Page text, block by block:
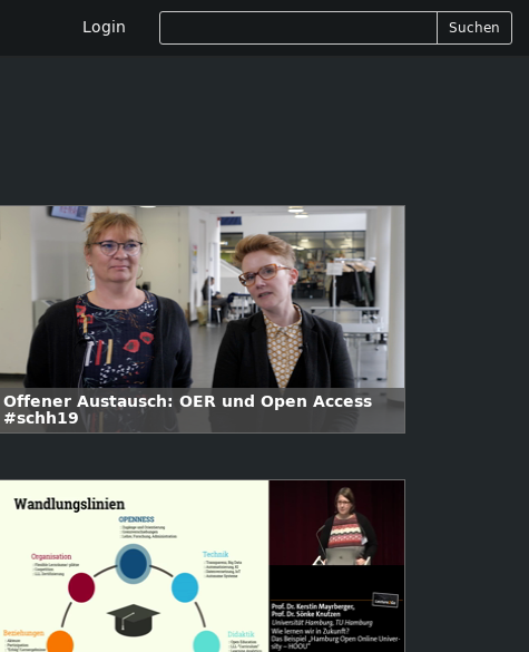
Login Suchen
Offener Austausch: OER und Open Access
#schh19